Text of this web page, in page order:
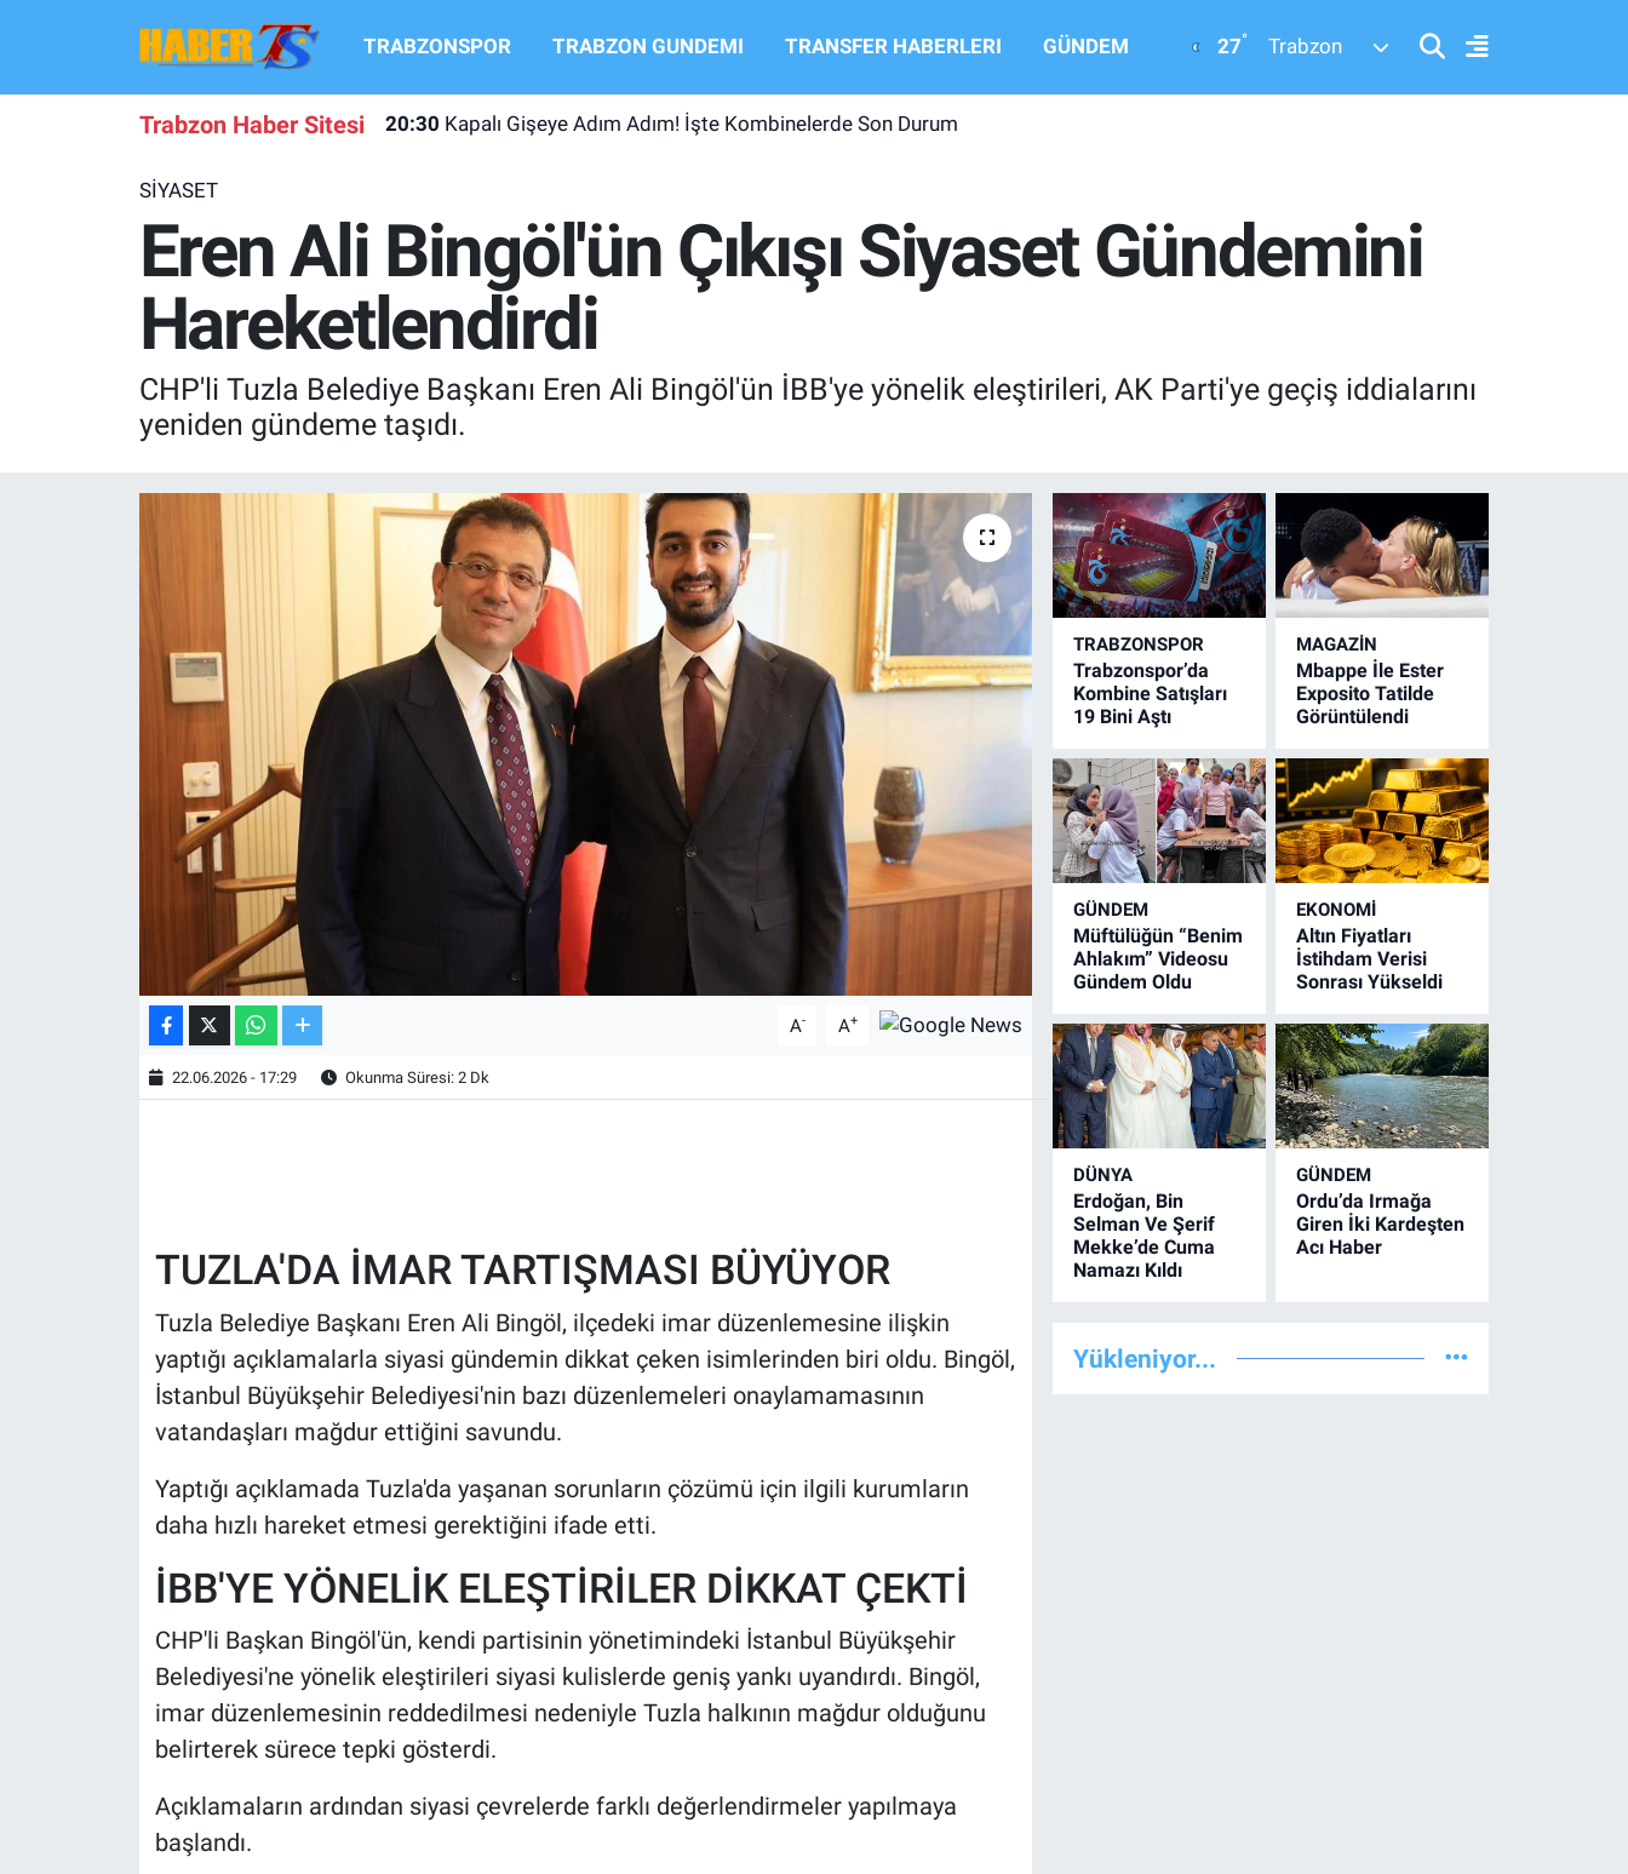
TRABZONSPOR TRABZON GUNDEMI TRANSFER HABERLERI GÜNDEM 27° Trabzon
Trabzon Haber Sitesi 20:30 Kapalı Gişeye Adım Adım! İşte Kombinelerde Son Durum
SİYASET
Eren Ali Bingöl'ün Çıkışı Siyaset Gündemini
Hareketlendirdi
CHP'li Tuzla Belediye Başkanı Eren Ali Bingöl'ün İBB'ye yönelik eleştirileri, AK Parti'ye geçiş iddialarını
yeniden gündeme taşıdı.
A- A+
22.06.2026 - 17:29 Okunma Süresi: 2 Dk
TUZLA'DA İMAR TARTIŞMASI BÜYÜYOR
Tuzla Belediye Başkanı Eren Ali Bingöl, ilçedeki imar düzenlemesine ilişkin
yaptığı açıklamalarla siyasi gündemin dikkat çeken isimlerinden biri oldu. Bingöl,
İstanbul Büyükşehir Belediyesi'nin bazı düzenlemeleri onaylamamasının
vatandaşları mağdur ettiğini savundu.
Yaptığı açıklamada Tuzla'da yaşanan sorunların çözümü için ilgili kurumların
daha hızlı hareket etmesi gerektiğini ifade etti.
İBB'YE YÖNELİK ELEŞTİRİLER DİKKAT ÇEKTİ
CHP'li Başkan Bingöl'ün, kendi partisinin yönetimindeki İstanbul Büyükşehir
Belediyesi'ne yönelik eleştirileri siyasi kulislerde geniş yankı uyandırdı. Bingöl,
imar düzenlemesinin reddedilmesi nedeniyle Tuzla halkının mağdur olduğunu
belirterek sürece tepki gösterdi.
Açıklamaların ardından siyasi çevrelerde farklı değerlendirmeler yapılmaya
başlandı.
TRABZONSPOR
Trabzonspor’da
Kombine Satışları
19 Bini Aştı
MAGAZİN
Mbappe İle Ester
Exposito Tatilde
Görüntülendi
GÜNDEM
Müftülüğün “Benim
Ahlakım” Videosu
Gündem Oldu
EKONOMİ
Altın Fiyatları
İstihdam Verisi
Sonrası Yükseldi
DÜNYA
Erdoğan, Bin
Selman Ve Şerif
Mekke’de Cuma
Namazı Kıldı
GÜNDEM
Ordu’da Irmağa
Giren İki Kardeşten
Acı Haber
Yükleniyor...
TRABZONSPOR
TRANSFER HABERLERI
KULİS MEYDANI
1461 TRABZON
BASKETBOL
KÜLTÜR SANAT
MAGAZİN
Bilim, Teknoloji
Hava Durumu
Süper Lig Puan Durumu ve Fikstür
Tüm Manşetler
Son Dakika Haberleri
Haber Arşivi